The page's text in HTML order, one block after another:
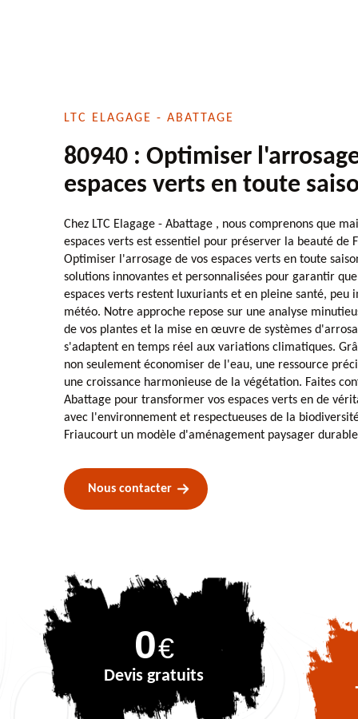
LTC ELAGAGE - ABATTAGE
80940 : Optimiser
espaces verts en toute
Chez LTC Elagage - Abattage , nous comprenons que
espaces verts est essentiel pour préserver la beauté de
Optimiser l'arrosage de vos espaces verts en toute
solutions innovantes et personnalisées pour garantir
espaces verts restent luxuriants et en pleine santé, peu
météo. Notre approche repose sur une analyse
de vos plantes et la mise en œuvre de systèmes
s'adaptent en temps réel aux variations climatiques.
non seulement économiser de l'eau, une ressource
une croissance harmonieuse de la végétation. Faites
Abattage pour transformer vos espaces verts en de
avec l'environnement et respectueuses de la
Friaucourt un modèle d'aménagement paysager
Nous contacter
0€
Devis gratuits